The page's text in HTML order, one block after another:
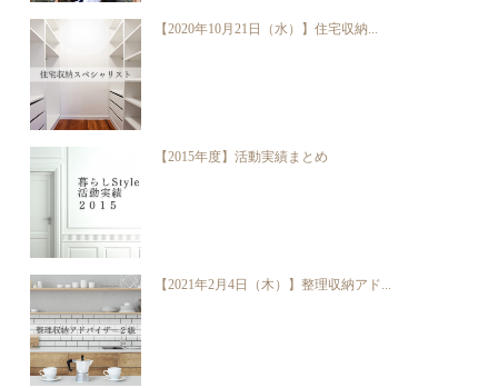
【2020年10月21日（水）】住宅収納...
【2015年度】活動実績まとめ
【2021年2月4日（木）】整理収納アド...